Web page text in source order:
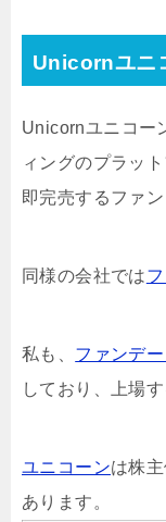
Unicornユニ
Unicornユニコー
ィングのプラッ
即完売するファ
同様の会社では
私も、 ファンデー
しており、上場
ユニコーンは株
あります。